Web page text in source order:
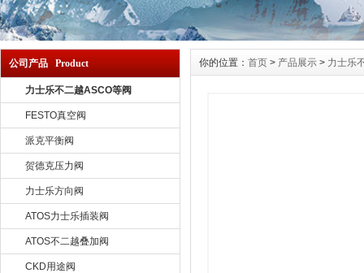
公司产品 Product
力士乐不二越ASCO等阀
FESTO真空阀
派克平衡阀
贺德克压力阀
力士乐方向阀
ATOS力士乐插装阀
ATOS不二越叠加阀
CKD用途阀
你的位置： 首页 > 产品展示 > 力士乐